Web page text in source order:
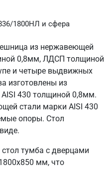
1800НЛ и сфера
из нержавеющей
0,8мм, ЛДСП толщиной
и четыре выдвижных
изготовлены из
430 толщиной 0,8мм.
стали марки AISI 430
опоры. Стол
тумба с дверцами
мм, что